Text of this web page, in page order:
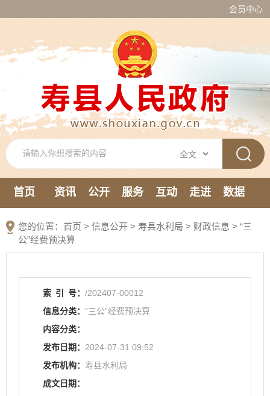
会员中心
首页 资讯 公开 服务 互动 走进
数据
您的位置： 首页 > 信息公开 > 寿县水利局 > 财政信息 > “三
公”经费预决算
索 引 号： /202407-00012
信息分类： “三公”经费预决算
内容分类：
发布日期： 2024-07-31 09:52
发布机构： 寿县水利局
成文日期：